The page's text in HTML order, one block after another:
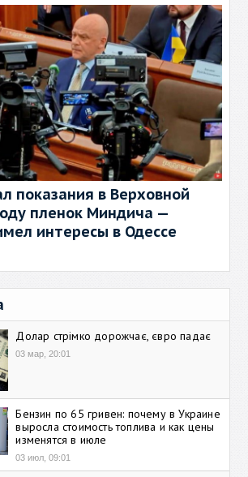
показания в Верховной
пленок Миндича —
интересы в Одессе
Долар стрімко дорожчає, євро падає
03 мар, 20:01
Бензин по 65 гривен: почему в Украине
выросла стоимость топлива и как цены
изменятся в июле
03 июл, 09:01